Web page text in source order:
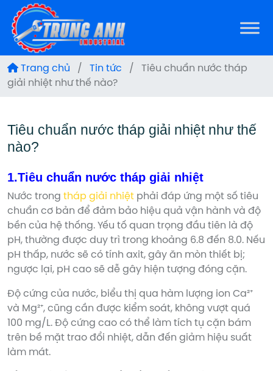
Trang chủ / Tin tức / Tiêu chuẩn nước tháp
giải nhiệt như thế nào?
Tiêu chuẩn nước tháp giải nhiệt như thế
nào?
1.Tiêu chuẩn nước tháp giải nhiệt
Nước trong tháp giải nhiệt phải đáp ứng một số tiêu
chuẩn cơ bản để đảm bảo hiệu quả vận hành và độ
bền của hệ thống. Yếu tố quan trọng đầu tiên là độ
pH, thường được duy trì trong khoảng 6.8 đến 8.0. Nếu
pH thấp, nước sẽ có tính axit, gây ăn mòn thiết bị;
ngược lại, pH cao sẽ dễ gây hiện tượng đóng cặn.
Độ cứng của nước, biểu thị qua hàm lượng ion Ca²⁺
và Mg²⁺, cũng cần được kiểm soát, không vượt quá
100 mg/L. Độ cứng cao có thể làm tích tụ cặn bám
trên bề mặt trao đổi nhiệt, dẫn đến giảm hiệu suất
làm mát.